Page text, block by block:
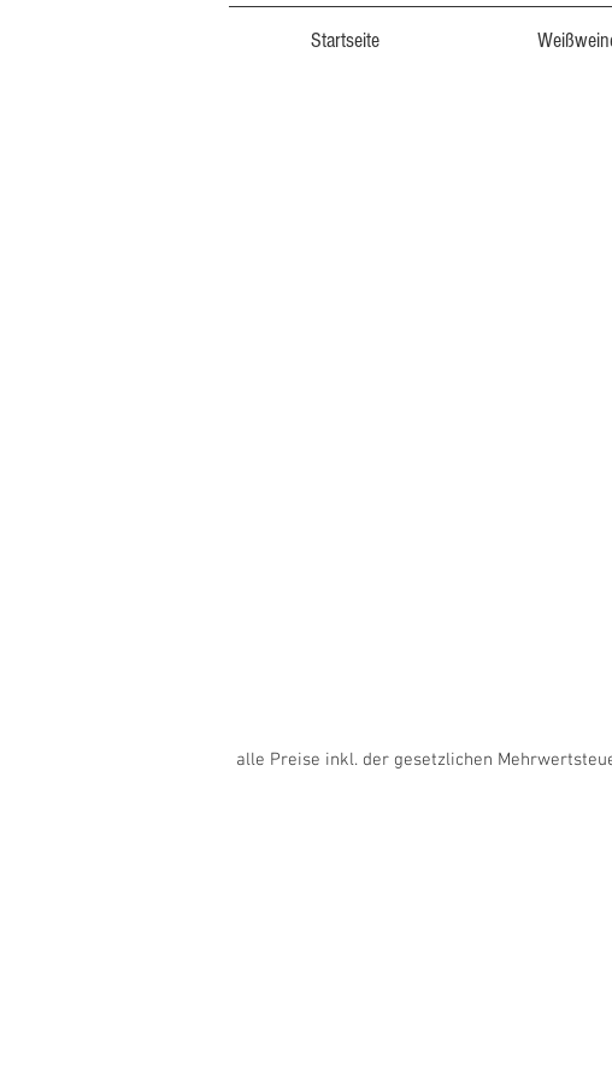
Startseite
alle Preise inkl. der gesetzlichen